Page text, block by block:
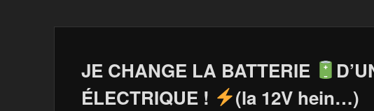
JE CHANGE LA BATTERIE
ÉLECTRIQUE !
(la 12V hein…)